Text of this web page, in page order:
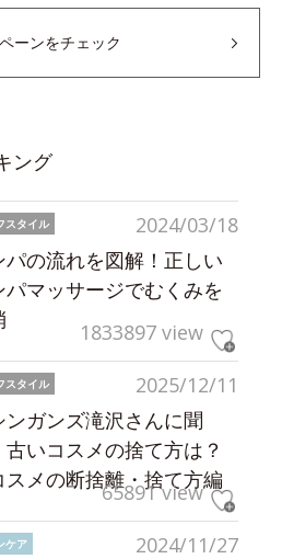
ーンをチェック
ング
2024/03/18
スタイル
パの流れを図解！正しい
パマッサージでむくみを
1833897 view
2025/12/11
スタイル
ンガンズ滝沢さんに聞
古いコスメの捨て方は？
スメの断捨離・捨て方編
65891 view
2024/11/27
ケア